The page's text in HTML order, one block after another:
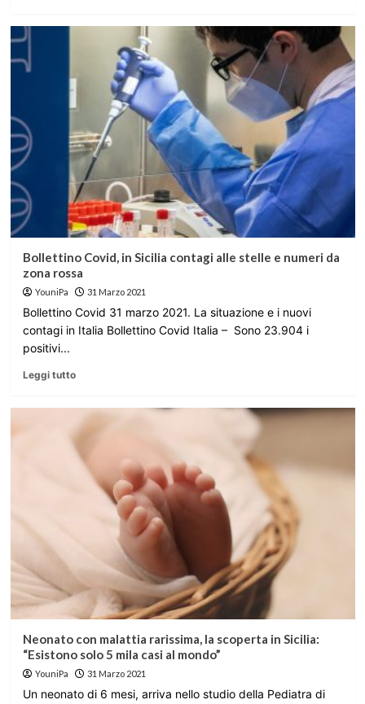
Bollettino Covid, in Sicilia contagi alle stelle e numeri da
zona rossa
YouniPa 31 Marzo 2021
Bollettino Covid 31 marzo 2021. La situazione e i nuovi
contagi in Italia Bollettino Covid Italia – Sono 23.904 i
positivi...
Leggi tutto
Neonato con malattia rarissima, la scoperta in Sicilia:
“Esistono solo 5 mila casi al mondo”
YouniPa 31 Marzo 2021
Un neonato di 6 mesi, arriva nello studio della Pediatra di